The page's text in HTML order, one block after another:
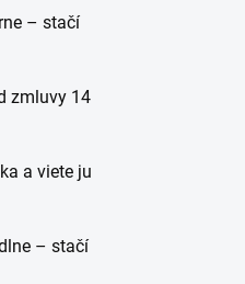
– stačí
zmluvy 14
a viete ju
– stačí